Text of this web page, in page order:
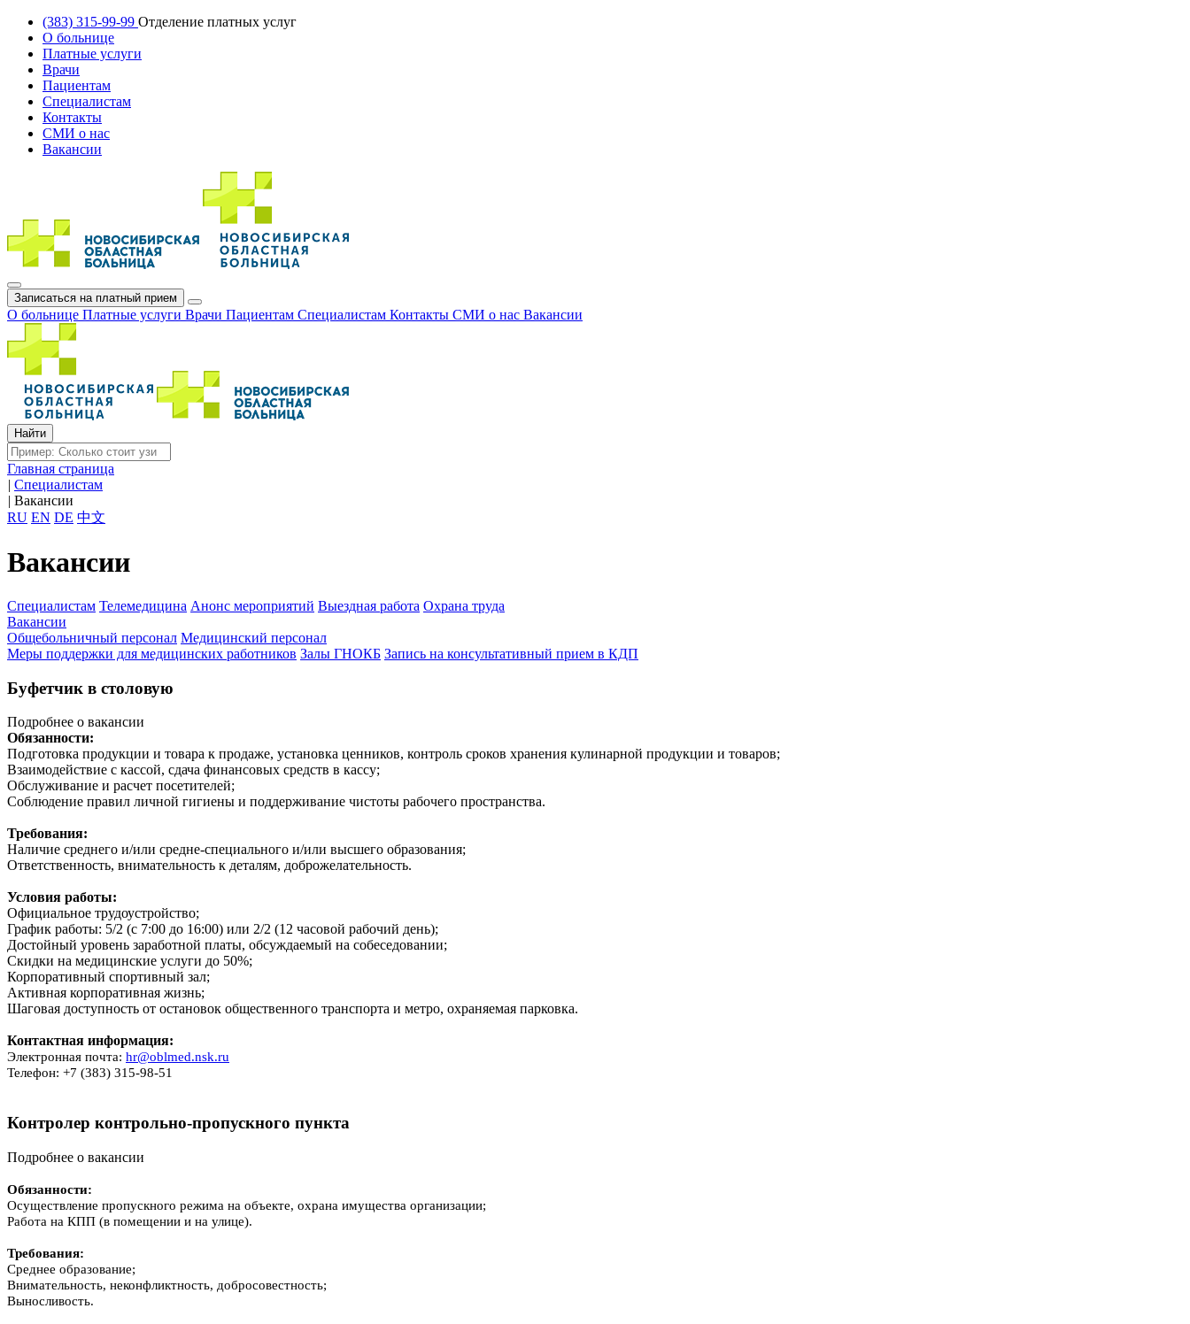
(383) 315-99-99 Отделение платных услуг
О больнице
Платные услуги
Врачи
Пациентам
Специалистам
Контакты
СМИ о нас
Вакансии
Записаться на платный прием
О больнице Платные услуги Врачи Пациентам Специалистам Контакты СМИ о нас Вакансии
Главная страница
| Специалистам
| Вакансии
RU EN DE 中文
Вакансии
Специалистам Телемедицина Анонс мероприятий Выездная работа Охрана труда
Вакансии
Общебольничный персонал Медицинский персонал
Меры поддержки для медицинских работников Залы ГНОКБ Запись на консультативный прием в КДП
Буфетчик в столовую
Подробнее о вакансии
Обязанности:
Подготовка продукции и товара к продаже, установка ценников, контроль сроков хранения кулинарной продукции и товаров;
Взаимодействие с кассой, сдача финансовых средств в кассу;
Обслуживание и расчет посетителей;
Соблюдение правил личной гигиены и поддерживание чистоты рабочего пространства.
Требования:
Наличие среднего и/или средне-специального и/или высшего образования;
Ответственность, внимательность к деталям, доброжелательность.
Условия работы:
Официальное трудоустройство;
График работы: 5/2 (с 7:00 до 16:00) или 2/2 (12 часовой рабочий день);
Достойный уровень заработной платы, обсуждаемый на собеседовании;
Скидки на медицинские услуги до 50%;
Корпоративный спортивный зал;
Активная корпоративная жизнь;
Шаговая доступность от остановок общественного транспорта и метро, охраняемая парковка.
Контактная информация:
Электронная почта: hr@oblmed.nsk.ru
Телефон: +7 (383) 315-98-51
Контролер контрольно-пропускного пункта
Подробнее о вакансии
Обязанности:
Осуществление пропускного режима на объекте, охрана имущества организации;
Работа на КПП (в помещении и на улице).
Требования:
Среднее образование;
Внимательность, неконфликтность, добросовестность;
Выносливость.